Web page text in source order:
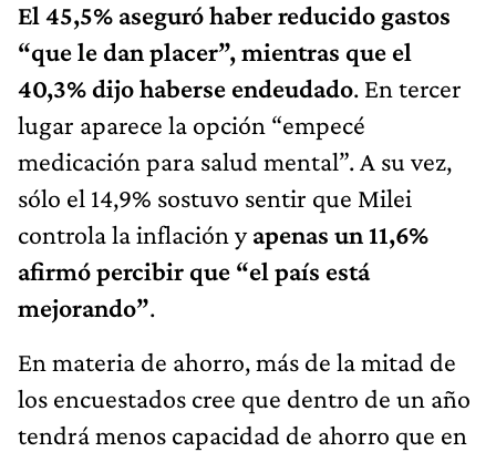
El 45,5% aseguró haber reducido gastos
“que le dan placer”, mientras que el
40,3% dijo haberse endeudado. En tercer
lugar aparece la opción “empecé
medicación para salud mental”. A su vez,
sólo el 14,9% sostuvo sentir que Milei
controla la inflación yapenas un 11,6%
afirmó percibir que “el país está
mejorando”.
En materia de ahorro, más de la mitad de
los encuestados cree que dentro de un año
tendrá menos capacidad de ahorro que en